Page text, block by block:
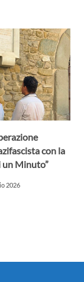
con la
un Minuto”
2026